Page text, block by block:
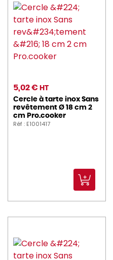
5,02 € HT
Cercle à tarte inox Sans
revêtement Ø 18 cm 2
cm Pro.cooker
Réf : E1001417